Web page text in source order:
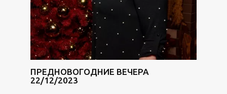
ПРЕДНОВОГОДНИЕ ВЕЧЕРА
22/12/2023